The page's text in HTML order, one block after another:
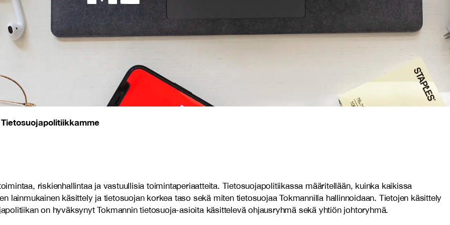
Tietosuojapolitiikkamme
riskienhallintaa ja vastuullisia toimintaperiaatteita. Tietosuojapolitiikassa määritellään, kuinka kaikissa
lainmukainen käsittely ja tietosuojan korkea taso sekä miten tietosuojaa Tokmannilla hallinnoidaan. Tietojen käsittely
on hyväksynyt Tokmannin tietosuoja-asioita käsittelevä ohjausryhmä sekä yhtiön johtoryhmä.